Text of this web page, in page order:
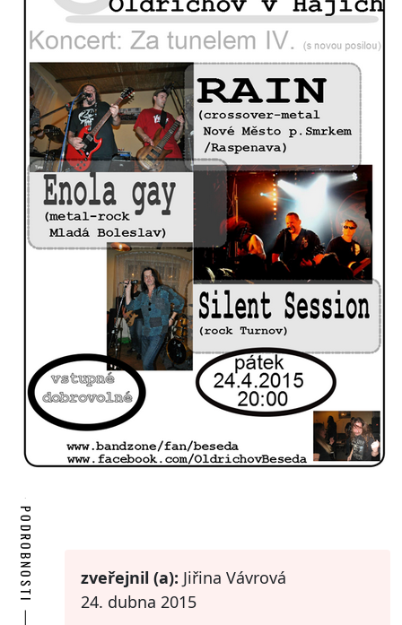
PODROBNOSTI zveřejnil (a): Jiřina Vávrová
24. dubna 2015